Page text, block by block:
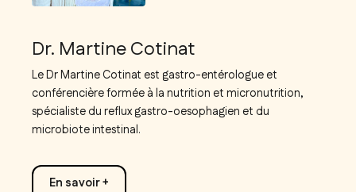
Dr. Martine Cotinat
Le Dr Martine Cotinat est gastro-entérologue et
conférencière formée à la nutrition et micronutrition,
spécialiste du reflux gastro-oesophagien et du
microbiote intestinal.
En savoir +